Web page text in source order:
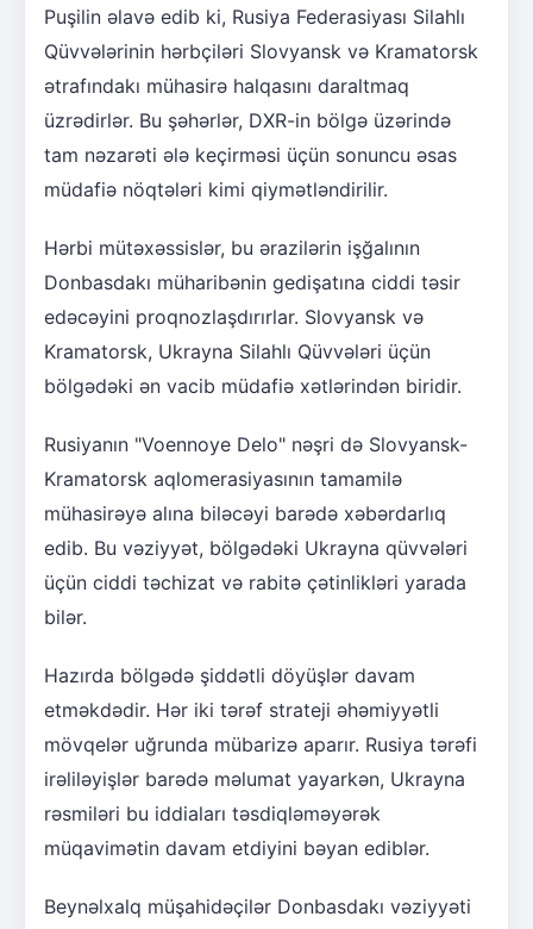
Puşilin əlavə edib ki, Rusiya Federasiyası Silahlı
Qüvvələrinin hərbçiləri Slovyansk və Kramatorsk
ətrafındakı mühasirə halqasını daraltmaq
üzrədirlər. Bu şəhərlər, DXR-in bölgə üzərində
tam nəzarəti ələ keçirməsi üçün sonuncu əsas
müdafiə nöqtələri kimi qiymətləndirilir.
Hərbi mütəxəssislər, bu ərazilərin işğalının
Donbasdakı müharibənin gedişatına ciddi təsir
edəcəyini proqnozlaşdırırlar. Slovyansk və
Kramatorsk, Ukrayna Silahlı Qüvvələri üçün
bölgədəki ən vacib müdafiə xətlərindən biridir.
Rusiyanın "Voennoye Delo" nəşri də Slovyansk-
Kramatorsk aqlomerasiyasının tamamilə
mühasirəyə alına biləcəyi barədə xəbərdarlıq
edib. Bu vəziyyət, bölgədəki Ukrayna qüvvələri
üçün ciddi təchizat və rabitə çətinlikləri yarada
bilər.
Hazırda bölgədə şiddətli döyüşlər davam
etməkdədir. Hər iki tərəf strateji əhəmiyyətli
mövqelər uğrunda mübarizə aparır. Rusiya tərəfi
irəliləyişlər barədə məlumat yayarkən, Ukrayna
rəsmiləri bu iddiaları təsdiqləməyərək
müqavimətin davam etdiyini bəyan ediblər.
Beynəlxalq müşahidəçilər Donbasdakı vəziyyəti